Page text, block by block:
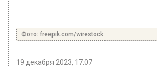
Фото: freepik.com/wirestock
19 декабря 2023, 17:07